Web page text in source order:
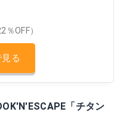
OFF）
る
「チタン